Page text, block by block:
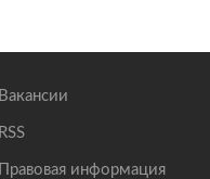
Вакансии
RSS
Правовая информация